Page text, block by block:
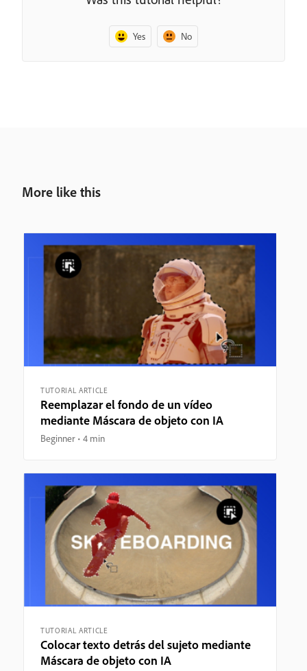
Yes No
More like this
TUTORIAL ARTICLE
Reemplazar el fondo de un vídeo
mediante Máscara de objeto con IA
Beginner 4 min
TUTORIAL ARTICLE
Colocar texto detrás del sujeto mediante
Máscara de objeto con IA